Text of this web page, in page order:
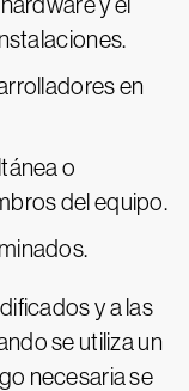
en
o
del equipo.
y a las
se utiliza un
necesaria se